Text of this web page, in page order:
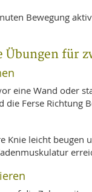
Bewegung
Übungen für
eine Wand oder
die Ferse Richtung
Knie leicht beugen